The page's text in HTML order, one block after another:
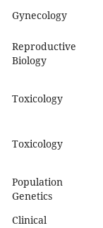
Gynecology
Reproductive
Biology
Toxicology
Toxicology
Population
Genetics
Clinical